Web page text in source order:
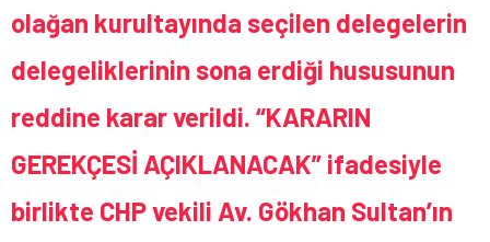
olağan kurultayında seçilen delegelerin
delegeliklerinin sona erdiği hususunun
reddine karar verildi. “KARARIN
GEREKÇESİ AÇIKLANACAK” ifadesiyle
birlikte CHP vekili Av. Gökhan Sultan’ın